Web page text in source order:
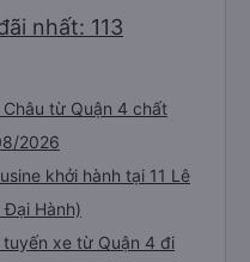
nhất: 113
từ Quận 4 chất
2026
khởi hành tại 11 Lê
Hành)
xe từ Quận 4 đi